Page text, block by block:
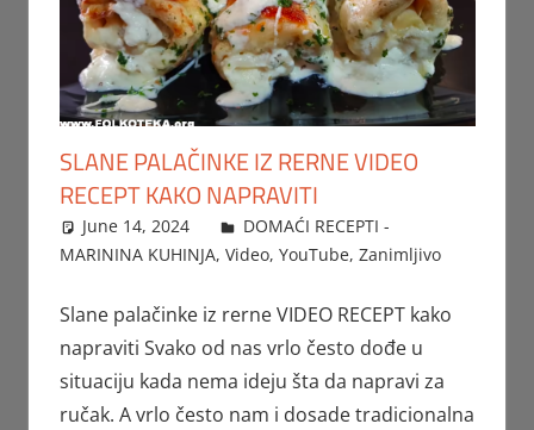
SLANE PALAČINKE IZ RERNE VIDEO
RECEPT KAKO NAPRAVITI
June 14, 2024 FTorgAdmin
DOMAĆI RECEPTI -
MARININA KUHINJA, Video, YouTube, Zanimljivo
Slane palačinke iz rerne VIDEO RECEPT kako
napraviti Svako od nas vrlo često dođe u
situaciju kada nema ideju šta da napravi za
ručak. A vrlo često nam i dosade tradicionalna